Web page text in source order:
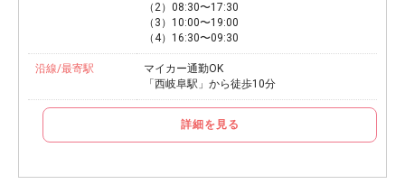
（2）08:30〜17:30
（3）10:00〜19:00
（4）16:30〜09:30
沿線/最寄駅
マイカー通勤OK
「西岐阜駅」から徒歩10分
詳細を見る